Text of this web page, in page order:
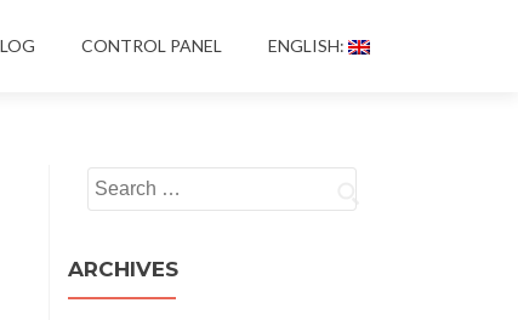
CONTROL PANEL ENGLISH:
Search for:
ARCHIVES